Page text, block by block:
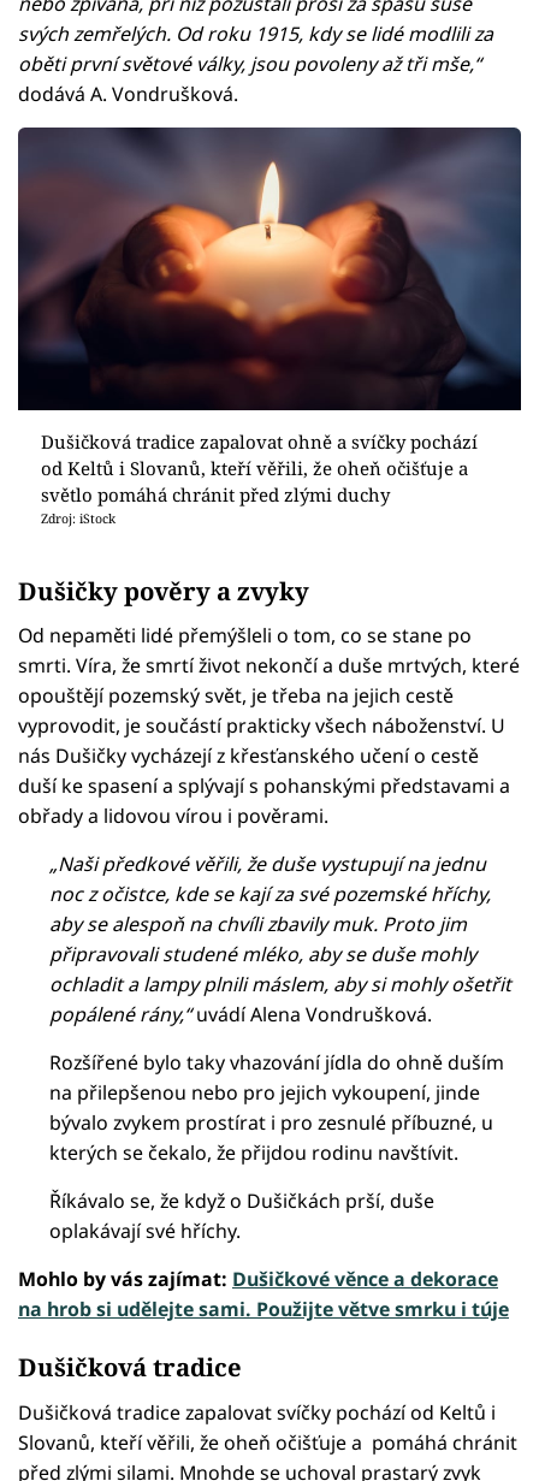
svých zemřelých. Od roku 1915, kdy se lidé modlili za
oběti první světové války, jsou povoleny až tři mše,“
dodává A. Vondrušková.
Dušičková tradice zapalovat ohně a svíčky pochází
od Keltů i Slovanů, kteří věřili, že oheň očišťuje a
světlo pomáhá chránit před zlými duchy
Zdroj: iStock
Dušičky pověry a zvyky
Od nepaměti lidé přemýšleli o tom, co se stane po
smrti. Víra, že smrtí život nekončí a duše mrtvých, které
opouštějí pozemský svět, je třeba na jejich cestě
vyprovodit, je součástí prakticky všech náboženství. U
nás Dušičky vycházejí z křesťanského učení o cestě
duší ke spasení a splývají s pohanskými představami a
obřady a lidovou vírou i pověrami.
„Naši předkové věřili, že duše vystupují na jednu
noc z očistce, kde se kají za své pozemské hříchy,
aby se alespoň na chvíli zbavily muk. Proto jim
připravovali studené mléko, aby se duše mohly
ochladit a lampy plnili máslem, aby si mohly ošetřit
popálené rány,“uvádí Alena Vondrušková.
Rozšířené bylo taky vhazování jídla do ohně duším
na přilepšenou nebo pro jejich vykoupení, jinde
bývalo zvykem prostírat i pro zesnulé příbuzné, u
kterých se čekalo, že přijdou rodinu navštívit.
Říkávalo se, že když o Dušičkách prší, duše
oplakávají své hříchy.
Mohlo by vás zajímat: Dušičkové věnce a dekorace
na hrob si udělejte sami. Použijte větve smrku i túje
Dušičková tradice
Dušičková tradice zapalovat svíčky pochází od Keltů i
Slovanů, kteří věřili, že oheň očišťuje a pomáhá chránit
před zlými silami. Mnohde se uchoval prastarý zvyk